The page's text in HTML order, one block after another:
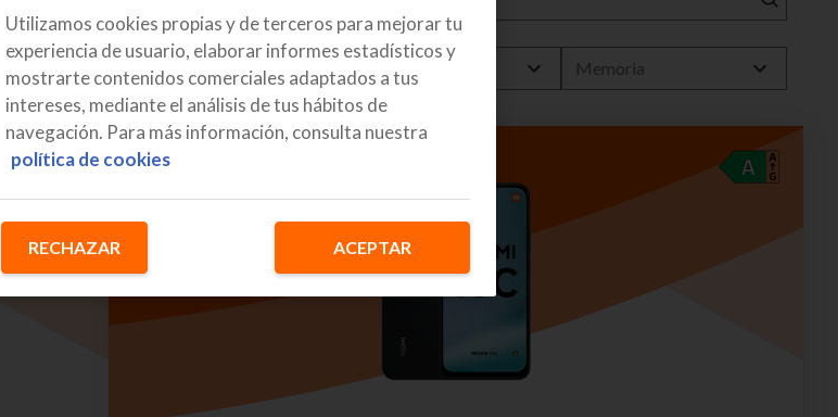
Marca Precio Memoria
Utilizamos cookies propias y de terceros para mejorar tu
experiencia de usuario, elaborar informes estadísticos y
mostrarte contenidos comerciales adaptados a tus
intereses, mediante el análisis de tus hábitos de
navegación. Para más información, consulta nuestra
política de cookies
RECHAZAR ACEPTAR